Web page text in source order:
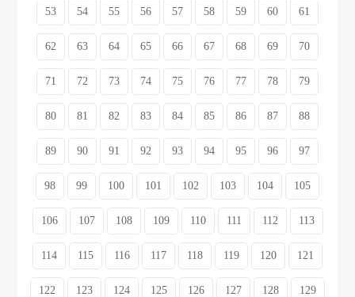
53 54 55 56 57 58 59 60 61
62 63 64 65 66 67 68 69 70
71 72 73 74 75 76 77 78 79
80 81 82 83 84 85 86 87 88
89 90 91 92 93 94 95 96 97
98 99 100 101 102 103 104 105
106 107 108 109 110 111 112 113
114 115 116 117 118 119 120 121
122 123 124 125 126 127 128 129